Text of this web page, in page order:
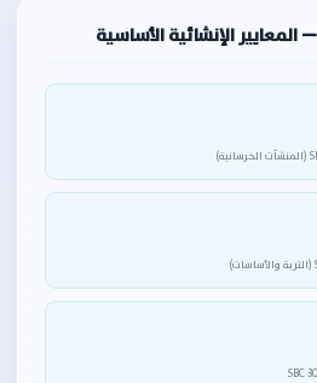
الإنشائية الأساسية